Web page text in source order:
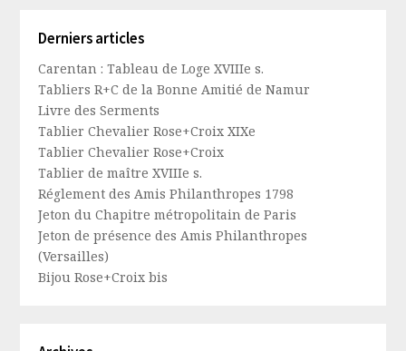
Derniers articles
Carentan : Tableau de Loge XVIIIe s.
Tabliers R+C de la Bonne Amitié de Namur
Livre des Serments
Tablier Chevalier Rose+Croix XIXe
Tablier Chevalier Rose+Croix
Tablier de maître XVIIIe s.
Réglement des Amis Philanthropes 1798
Jeton du Chapitre métropolitain de Paris
Jeton de présence des Amis Philanthropes
(Versailles)
Bijou Rose+Croix bis